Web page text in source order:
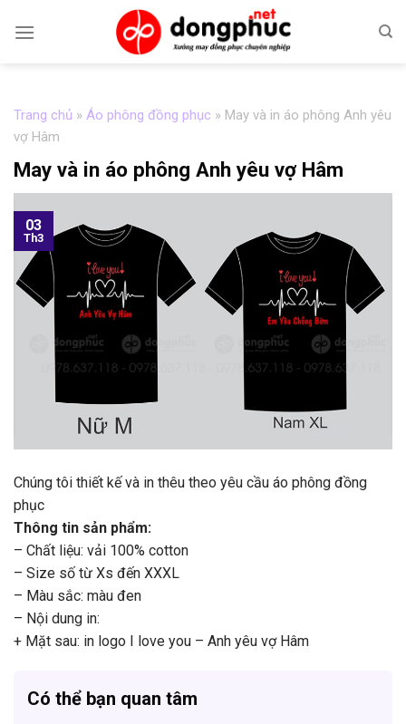
Trang chủ » Áo phông đồng phục » May và in áo phông Anh yêu
vợ Hâm
May và in áo phông Anh yêu vợ Hâm
03
Th3
Chúng tôi thiết kế và in thêu theo yêu cầu áo phông đồng
phục
Thông tin sản phẩm:
– Chất liệu: vải 100% cotton
– Size số từ Xs đến XXXL
– Màu sắc: màu đen
– Nội dung in:
+ Mặt sau: in logo I love you – Anh yêu vợ Hâm
Có thể bạn quan tâm